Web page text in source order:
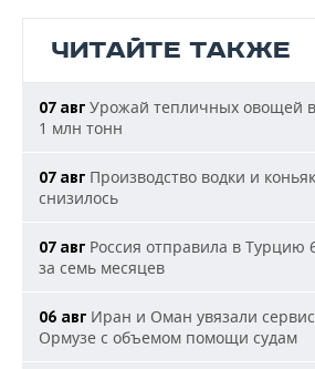
ЧИТАЙТЕ ТАКЖЕ
07 авг Урожай тепличных овощей
1 млн тонн
07 авг Производство водки и
снизилось
07 авг Россия отправила в Турцию
за семь месяцев
06 авг Иран и Оман увязали
Ормузе с объемом помощи судам